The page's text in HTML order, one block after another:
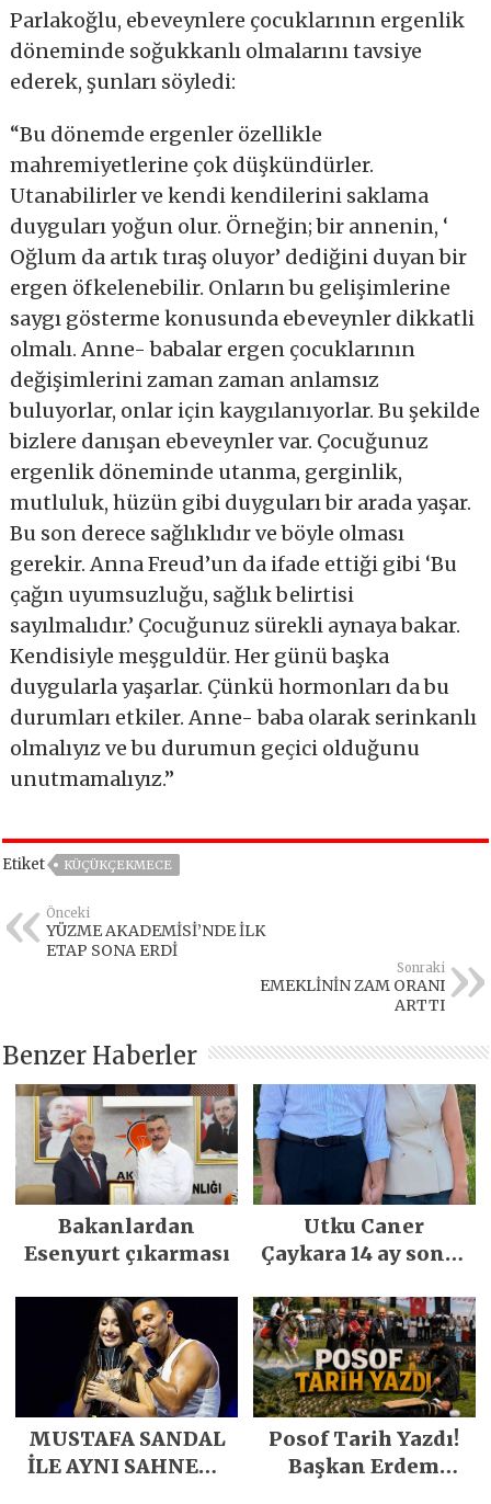
Parlakoğlu, ebeveynlere çocuklarının ergenlik
döneminde soğukkanlı olmalarını tavsiye
ederek, şunları söyledi:
“Bu dönemde ergenler özellikle
mahremiyetlerine çok düşkündürler.
Utanabilirler ve kendi kendilerini saklama
duyguları yoğun olur. Örneğin; bir annenin, ‘
Oğlum da artık tıraş oluyor’ dediğini duyan bir
ergen öfkelenebilir. Onların bu gelişimlerine
saygı gösterme konusunda ebeveynler dikkatli
olmalı. Anne- babalar ergen çocuklarının
değişimlerini zaman zaman anlamsız
buluyorlar, onlar için kaygılanıyorlar. Bu şekilde
bizlere danışan ebeveynler var. Çocuğunuz
ergenlik döneminde utanma, gerginlik,
mutluluk, hüzün gibi duyguları bir arada yaşar.
Bu son derece sağlıklıdır ve böyle olması
gerekir. Anna Freud’un da ifade ettiği gibi ‘Bu
çağın uyumsuzluğu, sağlık belirtisi
sayılmalıdır.’ Çocuğunuz sürekli aynaya bakar.
Kendisiyle meşguldür. Her günü başka
duygularla yaşarlar. Çünkü hormonları da bu
durumları etkiler. Anne- baba olarak serinkanlı
olmalıyız ve bu durumun geçici olduğunu
unutmamalıyız.”
Etiket KÜÇÜKÇEKMECE
Önceki
YÜZME AKADEMİSİ’NDE İLK
ETAP SONA ERDİ
Sonraki
EMEKLİNİN ZAM ORANI
ARTTI
Benzer Haberler
Bakanlardan
Esenyurt çıkarması
Utku Caner
Çaykara 14 ay sonra
kavuştu
MUSTAFA SANDAL
İLE AYNI SAHNEDE
Posof Tarih Yazdı!
Başkan Erdem